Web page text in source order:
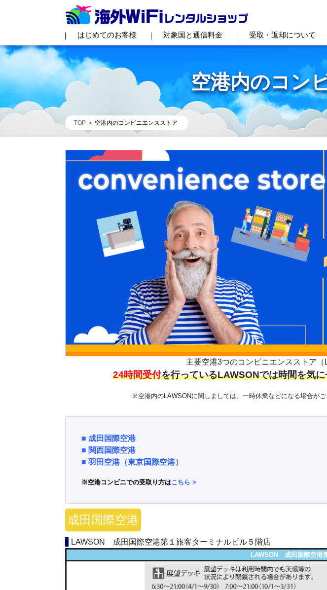
はじめてのお客様 対象国と通信料金 受取・返却について
空港内のコン
TOP 空港内のコンビニエンスストア
主要空港3つのコンビニエンスストア
24時間受付を行っているLAWSONでは時間を気
※空港内のLAWSONに関しましては、一時休業などになる場合が
■ 成田国際空港
■ 関西国際空港
■ 羽田空港（東京国際空港）
※空港コンビニでの受取り方はこちら >
成田国際空港
LAWSON 成田国際空港第１旅客ターミナルビル５階店
LAWSON 成田国際空港